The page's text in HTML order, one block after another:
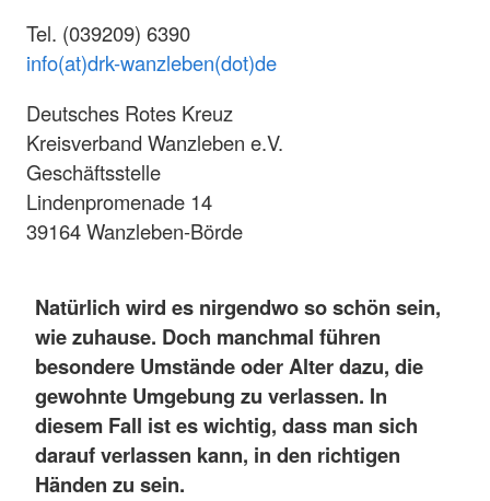
Tel. (039209) 6390
info(at)drk-wanzleben(dot)de
Deutsches Rotes Kreuz
Kreisverband Wanzleben e.V.
Geschäftsstelle
Lindenpromenade 14
39164 Wanzleben-Börde
Natürlich wird es nirgendwo so schön sein,
wie zuhause. Doch manchmal führen
besondere Umstände oder Alter dazu, die
gewohnte Umgebung zu verlassen. In
diesem Fall ist es wichtig, dass man sich
darauf verlassen kann, in den richtigen
Händen zu sein.